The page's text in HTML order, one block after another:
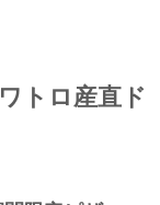
トロ産直ド